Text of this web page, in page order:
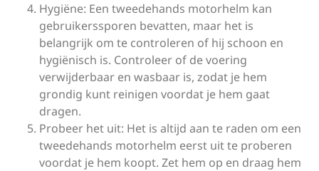
Hygiëne: Een tweedehands motorhelm kan
gebruikerssporen bevatten, maar het is
belangrijk om te controleren of hij schoon en
hygiënisch is. Controleer of de voering
verwijderbaar en wasbaar is, zodat je hem
grondig kunt reinigen voordat je hem gaat
dragen.
Probeer het uit: Het is altijd aan te raden om een
tweedehands motorhelm eerst uit te proberen
voordat je hem koopt. Zet hem op en draag hem